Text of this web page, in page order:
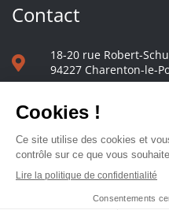
Contact
18-20 rue Robert-
94227 Charenton-le-